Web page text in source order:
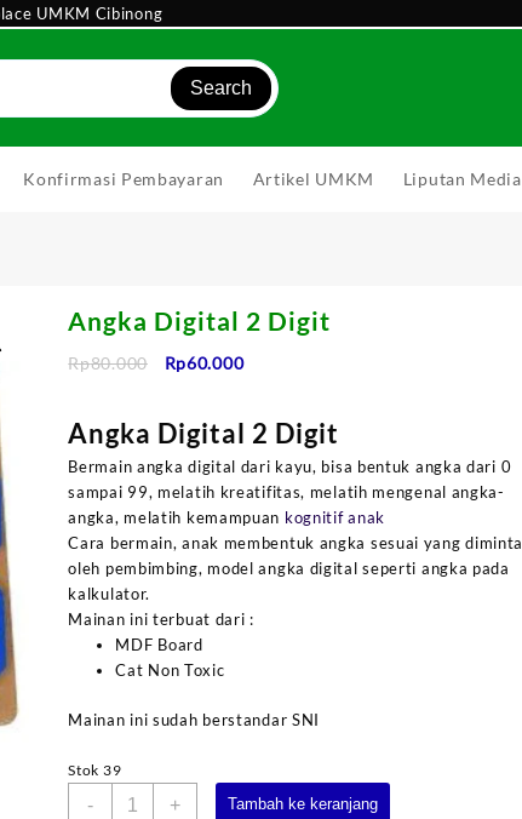
UMKM Cibinong
Search
Konfirmasi Pembayaran Artikel UMKM Liputan Media
Angka Digital 2 Digit
Rp80.000
Harga
Rp80.000.
Rp60.000Harga
adalah:
Rp60.000.
Angka Digital 2 Digit
Bermain angka digital dari kayu, bisa bentuk angka dari 0
sampai 99, melatih kreatifitas, melatih mengenal angka-
angka, melatih kemampuan kognitif anak
Cara bermain, anak membentuk angka sesuai yang diminta
oleh pembimbing, model angka digital seperti angka pada
kalkulator.
Mainan ini terbuat dari :
MDF Board
Cat Non Toxic
Mainan ini sudah berstandar SNI
Stok 39
-
Kuantitas+ Tambah ke keranjang